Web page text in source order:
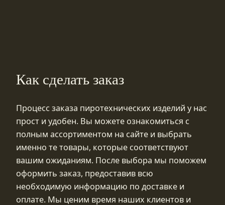
Как сделать заказ
Процесс заказа пиротехнических изделий у нас
прост и удобен. Вы можете ознакомиться с
полным ассортиментом на сайте и выбрать
именно те товары, которые соответствуют
вашим ожиданиям. После выбора мы поможем
оформить заказ, предоставив всю
необходимую информацию по доставке и
оплате. Мы ценим время наших клиентов и